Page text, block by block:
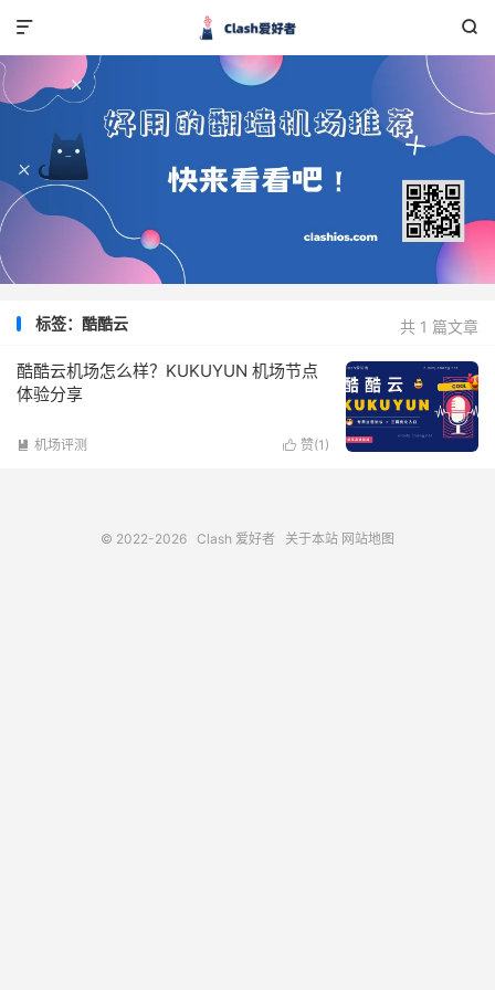


共 1 篇文章
标签：酷酷云
酷酷云机场怎么样？KUKUYUN 机场节点
体验分享
 赞(1 )
 机场评测
© 2022-2026 Clash 爱好者 关于本站 网站地图